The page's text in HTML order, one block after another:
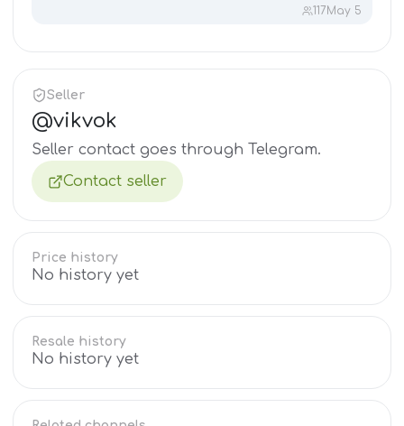
117 May 5
Seller
@vikvok
Seller contact goes through Telegram.
Contact seller
Price history
No history yet
Resale history
No history yet